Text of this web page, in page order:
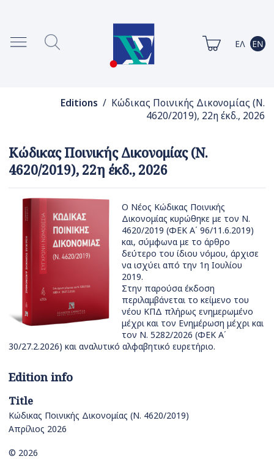
Editions / Κώδικας Ποινικής Δικονομίας (Ν.
4620/2019), 22η έκδ., 2026
Κώδικας Ποινικής Δικονομίας (Ν.
4620/2019), 22η έκδ., 2026
Ο Νέος Κώδικας Ποινικής
Δικονομίας κυρώθηκε με τον Ν.
4620/2019 (ΦΕΚ Α΄ 96/11.6.2019)
και, σύμφωνα με το άρθρο
δεύτερο του ίδιου νόμου, άρχισε
να ισχύει από την 1η Ιουλίου
2019.
Στην παρούσα έκδοση
περιλαμβάνεται το κείμενο του
νέου ΚΠΔ πλήρως ενημερωμένο
μέχρι και τον Ενημέρωση μέχρι και
τον Ν. 5282/2026 (ΦΕΚ Α΄
30/27.2.2026) και αναλυτικό αλφαβητικό ευρετήριο.
Edition info
Title
Κώδικας Ποινικής Δικονομίας (Ν. 4620/2019)
Απρίλιος 2026
© 2026